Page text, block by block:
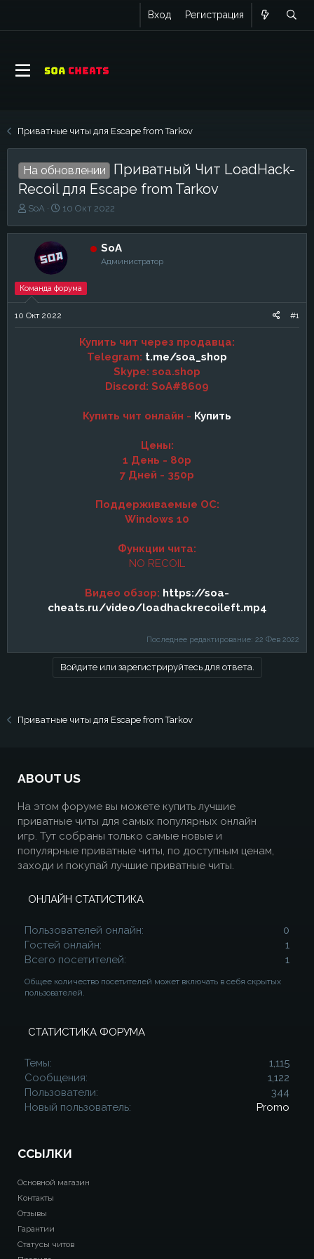
Вход Регистрация
Приватные читы для Escape from Tarkov
На обновлении
Приватный Чит LoadHack-
Recoil для Escape from Tarkov
А
т
е
м
SoA
Д
т
а
н
а
ч
а
10 Окт 2022
SoA
Администратор
Команда форума
10 Окт 2022 #1
Купить чит через продавца:
Telegram: t.me/soa_shop
Skype: soa.shop
Discord: SoA#8609
Купить чит онлайн - Купить
Цены:
1 День - 80р
7 Дней - 350р
Поддерживаемые ОС:
Windows 10
Функции чита:
NO RECOIL
Видео обзор: https://soa-
cheats.ru/video/loadhackrecoileft.mp4
Последнее редактирование: 22 Фев 2022
Войдите или зарегистрируйтесь для ответа.
Приватные читы для Escape from Tarkov
ABOUT US
На этом форуме вы можете купить лучшие
приватные читы для самых популярных онлайн
игр. Тут собраны только самые новые и
популярные приватные читы, по доступным ценам,
заходи и покупай лучшие приватные читы.
ОНЛАЙН СТАТИСТИКА
Пользователей онлайн
0
Гостей онлайн
1
Всего посетителей
1
Общее количество посетителей может включать в себя скрытых
пользователей.
СТАТИСТИКА ФОРУМА
Темы
1,115
Сообщения
1,122
Пользователи
344
Новый пользователь
Promo
ССЫЛКИ
Основной магазин
Контакты
Отзывы
Гарантии
Статусы читов